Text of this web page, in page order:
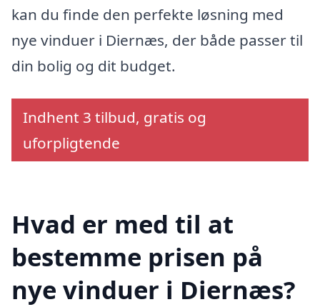
kan du finde den perfekte løsning med
nye vinduer i Diernæs, der både passer til
din bolig og dit budget.
Indhent 3 tilbud, gratis og
uforpligtende
Hvad er med til at
bestemme prisen på
nye vinduer i Diernæs?